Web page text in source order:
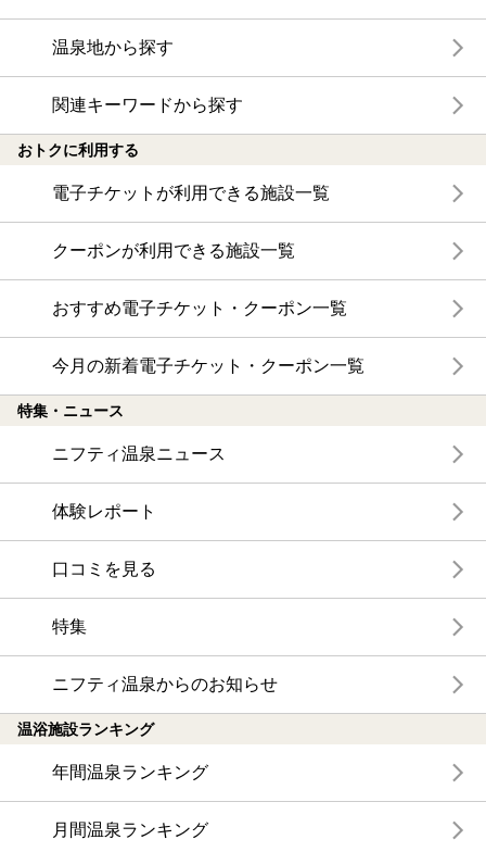
温泉地から探す
関連キーワードから探す
おトクに利用する
電子チケットが利用できる施設一覧
クーポンが利用できる施設一覧
おすすめ電子チケット・クーポン一覧
今月の新着電子チケット・クーポン一覧
特集・ニュース
ニフティ温泉ニュース
体験レポート
口コミを見る
特集
ニフティ温泉からのお知らせ
温浴施設ランキング
年間温泉ランキング
月間温泉ランキング